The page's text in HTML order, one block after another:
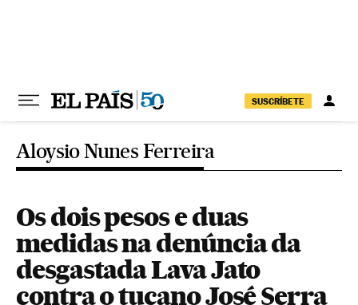
SUSCRÍBETE
Aloysio Nunes Ferreira
Os dois pesos e duas
medidas na denúncia da
desgastada Lava Jato
contra o tucano José Serra